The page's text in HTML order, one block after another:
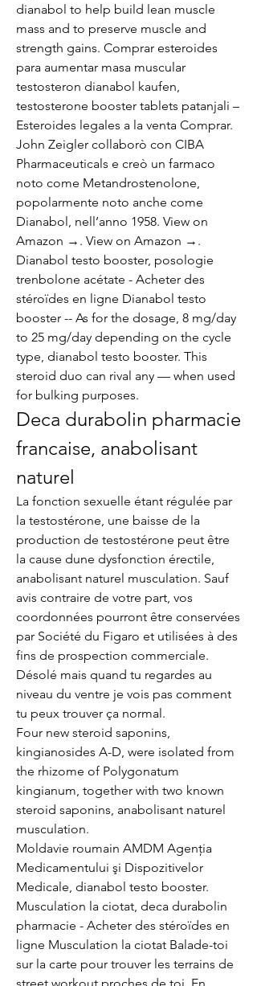
dianabol to help build lean muscle
mass and to preserve muscle and
strength gains. Comprar esteroides
para aumentar masa muscular
testosteron dianabol kaufen,
testosterone booster tablets patanjali –
Esteroides legales a la venta Comprar.
John Zeigler collaborò con CIBA
Pharmaceuticals e creò un farmaco
noto come Metandrostenolone,
popolarmente noto anche come
Dianabol, nell’anno 1958. View on
Amazon →. View on Amazon →.
Dianabol testo booster, posologie
trenbolone acétate - Acheter des
stéroïdes en ligne Dianabol testo
booster -- As for the dosage, 8 mg/day
to 25 mg/day depending on the cycle
type, dianabol testo booster. This
steroid duo can rival any — when used
for bulking purposes.
Deca durabolin pharmacie
francaise, anabolisant
naturel
La fonction sexuelle étant régulée par
la testostérone, une baisse de la
production de testostérone peut être
la cause dune dysfonction érectile,
anabolisant naturel musculation. Sauf
avis contraire de votre part, vos
coordonnées pourront être conservées
par Société du Figaro et utilisées à des
fins de prospection commerciale.
Désolé mais quand tu regardes au
niveau du ventre je vois pas comment
tu peux trouver ça normal.
Four new steroid saponins,
kingianosides A-D, were isolated from
the rhizome of Polygonatum
kingianum, together with two known
steroid saponins, anabolisant naturel
musculation.
Moldavie roumain AMDM Agenţia
Medicamentului şi Dispozitivelor
Medicale, dianabol testo booster.
Musculation la ciotat, deca durabolin
pharmacie - Acheter des stéroïdes en
ligne Musculation la ciotat Balade-toi
sur la carte pour trouver les terrains de